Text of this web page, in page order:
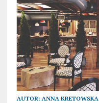
AUTOR: ANNA KRETOWSKA